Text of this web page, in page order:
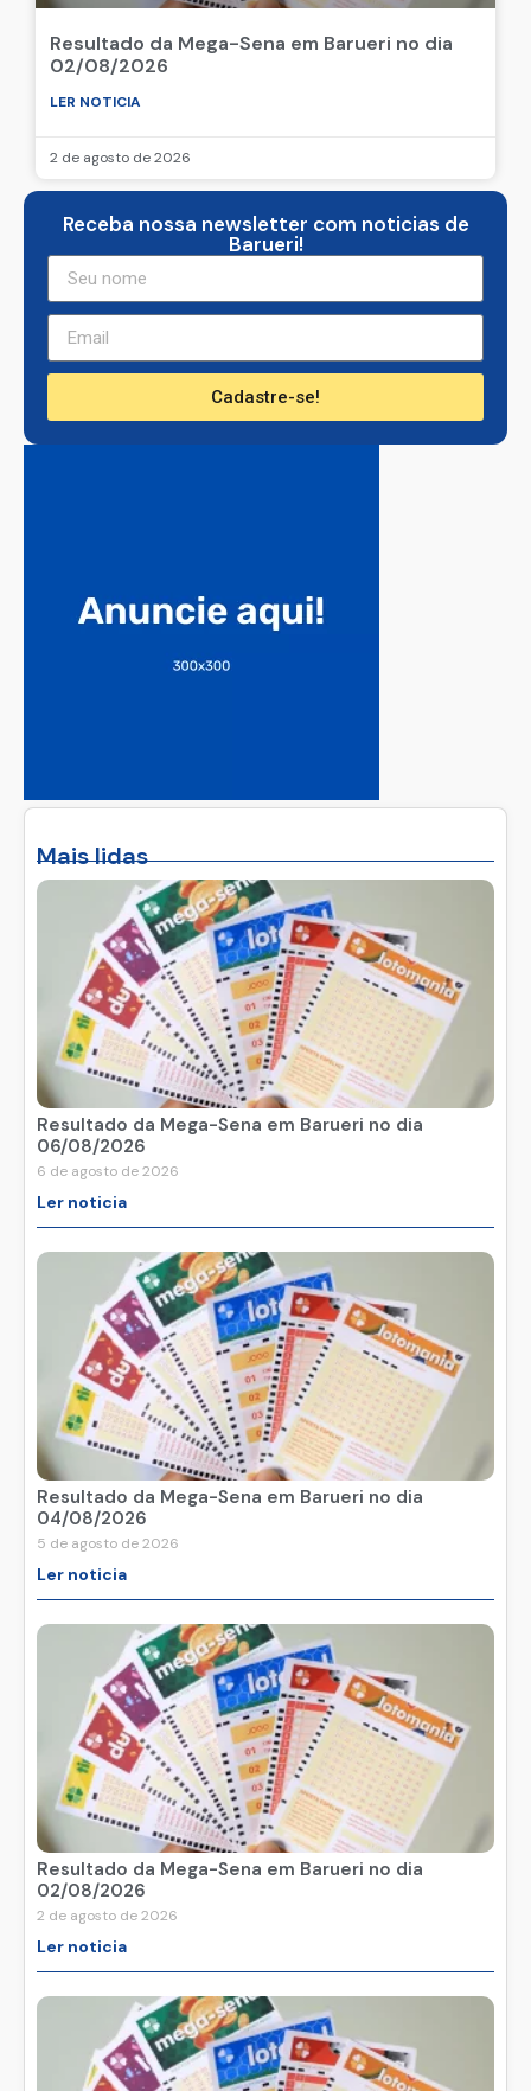
Resultado da Mega-Sena em Barueri no dia
02/08/2026
LER NOTICIA
2 de agosto de 2026
Mais lidas
Resultado da Mega-Sena em Barueri no dia
06/08/2026
6 de agosto de 2026
Ler noticia
Resultado da Mega-Sena em Barueri no dia
04/08/2026
5 de agosto de 2026
Ler noticia
Resultado da Mega-Sena em Barueri no dia
02/08/2026
2 de agosto de 2026
Ler noticia
Receba nossa newsletter com noticias de
Barueri!
Cadastre-se!